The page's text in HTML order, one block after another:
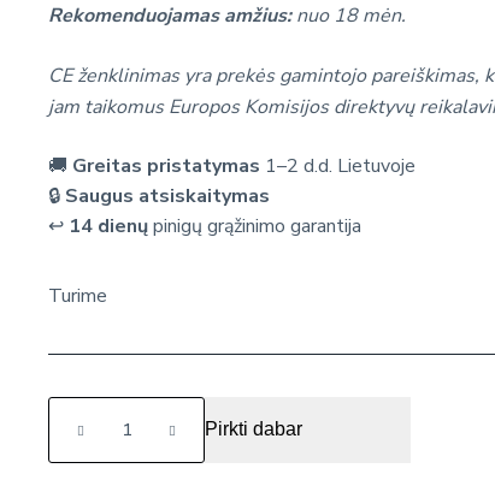
Rekomenduojamas amžius:nuo 18 mėn.
CE ženklinimas yra prekės gamintojo pareiškimas,
jam taikomus Europos Komisijos direktyvų
🚚 Greitas pristatymas 1–2 d.d. Lietuvoje
🔒 Saugus atsiskaitymas
↩️ 14 dienųpinigų grąžinimo garantija
Turime
kiekis:
Interaktyvus
Pirkti dabar